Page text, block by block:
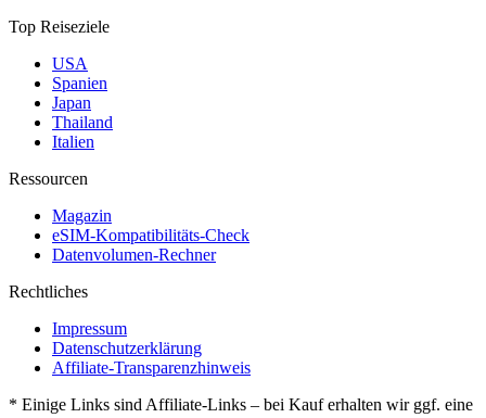
Top Reiseziele
USA
Spanien
Japan
Thailand
Italien
Ressourcen
Magazin
eSIM-Kompatibilitäts-Check
Datenvolumen-Rechner
Rechtliches
Impressum
Datenschutzerklärung
Affiliate-Transparenzhinweis
* Einige Links sind Affiliate-Links – bei Kauf erhalten wir ggf. eine